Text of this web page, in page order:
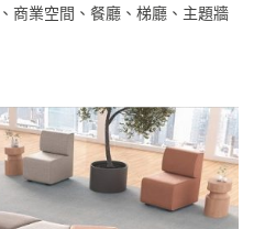
商業空間、餐廳、梯廳、主題牆